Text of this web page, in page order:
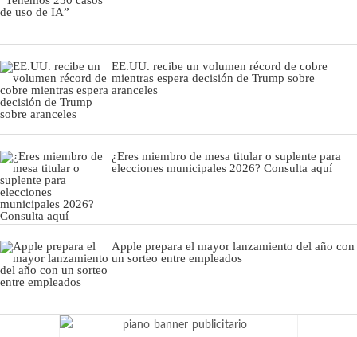
EE.UU. recibe un volumen récord de cobre
mientras espera decisión de Trump sobre
aranceles
¿Eres miembro de mesa titular o suplente para
elecciones municipales 2026? Consulta aquí
Apple prepara el mayor lanzamiento del año con
un sorteo entre empleados